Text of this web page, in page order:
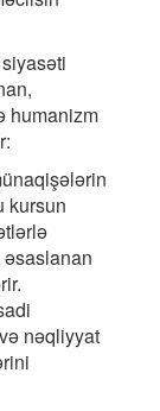
humanizm
kursun
əsaslanan
nəqliyyat